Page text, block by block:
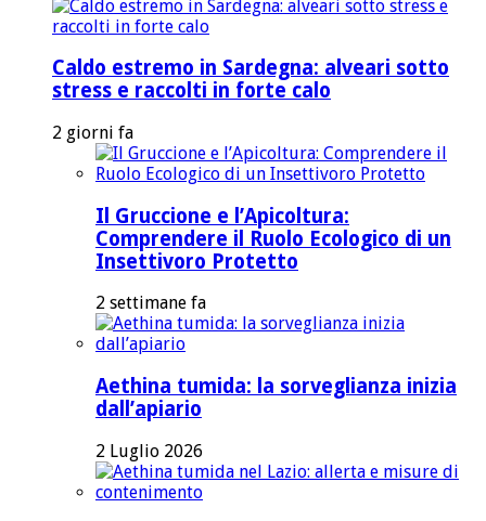
Caldo estremo in Sardegna: alveari sotto
stress e raccolti in forte calo
2 giorni fa
Il Gruccione e l’Apicoltura:
Comprendere il Ruolo Ecologico di un
Insettivoro Protetto
2 settimane fa
Aethina tumida: la sorveglianza inizia
dall’apiario
2 Luglio 2026